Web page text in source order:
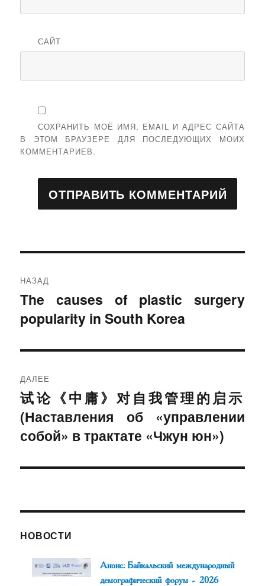
САЙТ
СОХРАНИТЬ МОЁ ИМЯ, EMAIL И АДРЕС САЙТА
В ЭТОМ БРАУЗЕРЕ ДЛЯ ПОСЛЕДУЮЩИХ МОИХ
КОММЕНТАРИЕВ.
по
записям
НАЗАД
Предыдущая
запись:
The causes of plastic surgery
popularity in South Korea
ДАЛЕЕ
Следующая
запись:
试论《中庸》对自我管理的启示
(Наставления об «управлении
собой» в трактате «Чжун юн»)
НОВОСТИ
Анонс: Байкальский международный
демографический форум - 2026